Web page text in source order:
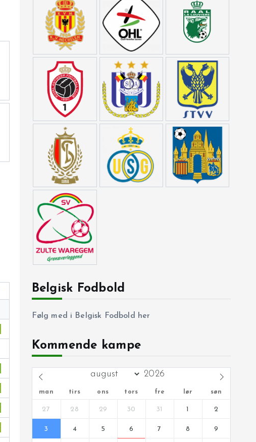
Belgisk Fodbold
Følg med i Belgisk Fodbold her
Kommende kampe
man tirs ons tors fre lør søn
27 28 29 30 31 1 2
3 4 5 6 7 8 9